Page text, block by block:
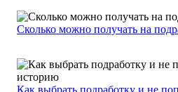
Сколько можно получать на